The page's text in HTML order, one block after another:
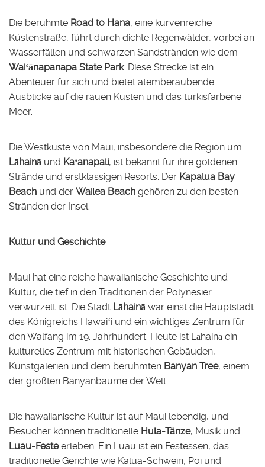
Die berühmte Road to Hana, eine kurvenreiche
Küstenstraße, führt durch dichte Regenwälder, vorbei an
Wasserfällen und schwarzen Sandstränden wie dem
Waiʻānapanapa State Park. Diese Strecke ist ein
Abenteuer für sich und bietet atemberaubende
Ausblicke auf die rauen Küsten und das türkisfarbene
Meer.
Die Westküste von Maui, insbesondere die Region um
Lāhainā und Kaʻanapali, ist bekannt für ihre goldenen
Strände und erstklassigen Resorts. Der Kapalua Bay
Beach und der Wailea Beach gehören zu den besten
Stränden der Insel.
Kultur und Geschichte
Maui hat eine reiche hawaiianische Geschichte und
Kultur, die tief in den Traditionen der Polynesier
verwurzelt ist. Die Stadt Lāhainā war einst die Hauptstadt
des Königreichs Hawaiʻi und ein wichtiges Zentrum für
den Walfang im 19. Jahrhundert. Heute ist Lāhainā ein
kulturelles Zentrum mit historischen Gebäuden,
Kunstgalerien und dem berühmten Banyan Tree, einem
der größten Banyanbäume der Welt.
Die hawaiianische Kultur ist auf Maui lebendig, und
Besucher können traditionelle Hula-Tänze, Musik und
Luau-Festeerleben. Ein Luau ist ein Festessen, das
traditionelle Gerichte wie Kalua-Schwein, Poi und